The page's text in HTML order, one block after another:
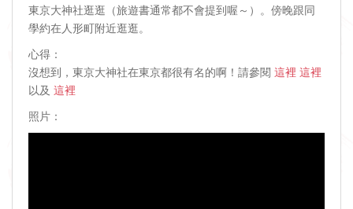
東京大神社逛逛（旅遊書通常都不會提到喔～）。傍晚跟同
學約在人形町附近逛逛。
心得：
沒想到，東京大神社在東京都很有名的啊！請參閱 這裡 這裡
以及 這裡
照片：